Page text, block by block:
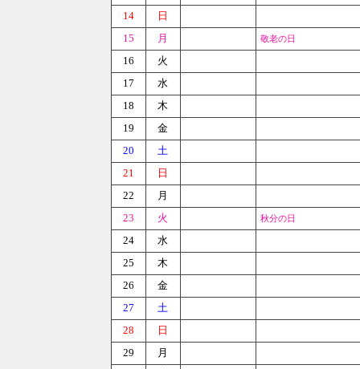
14
日
15
月 敬老の日
16
火
17
水
18
木
19
金
20
土
21
日
22
月
23
火 秋分の日
24
水
25
木
26
金
27
土
28
日
29
月